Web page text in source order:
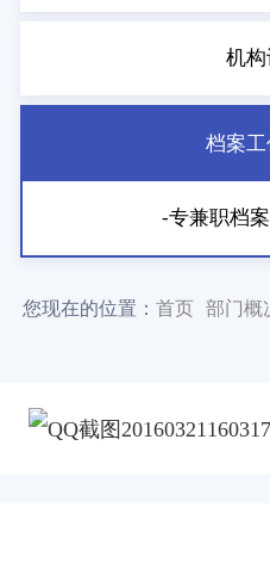
机
档案
-专兼职档
您现在的位置： 首页 部门概